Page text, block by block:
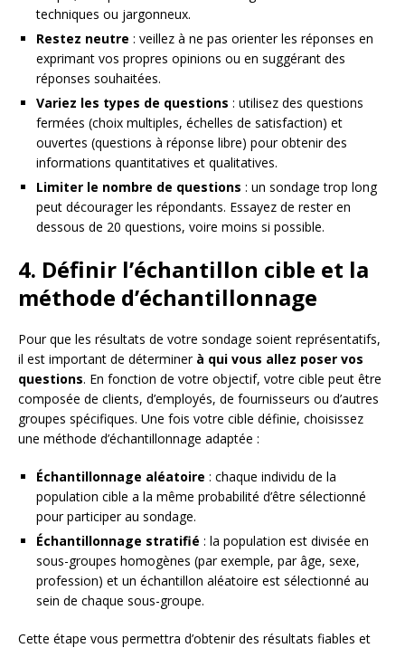
techniques ou jargonneux.
Restez neutre : veillez à ne pas orienter les réponses en
exprimant vos propres opinions ou en suggérant des
réponses souhaitées.
Variez les types de questions : utilisez des questions
fermées (choix multiples, échelles de satisfaction) et
ouvertes (questions à réponse libre) pour obtenir des
informations quantitatives et qualitatives.
Limiter le nombre de questions : un sondage trop long
peut décourager les répondants. Essayez de rester en
dessous de 20 questions, voire moins si possible.
4. Définir l’échantillon cible et la
méthode d’échantillonnage
Pour que les résultats de votre sondage soient représentatifs,
il est important de déterminer à qui vous allez poser vos
questions. En fonction de votre objectif, votre cible peut être
composée de clients, d’employés, de fournisseurs ou d’autres
groupes spécifiques. Une fois votre cible définie, choisissez
une méthode d’échantillonnage adaptée :
Échantillonnage aléatoire : chaque individu de la
population cible a la même probabilité d’être sélectionné
pour participer au sondage.
Échantillonnage stratifié : la population est divisée en
sous-groupes homogènes (par exemple, par âge, sexe,
profession) et un échantillon aléatoire est sélectionné au
sein de chaque sous-groupe.
Cette étape vous permettra d’obtenir des résultats fiables et